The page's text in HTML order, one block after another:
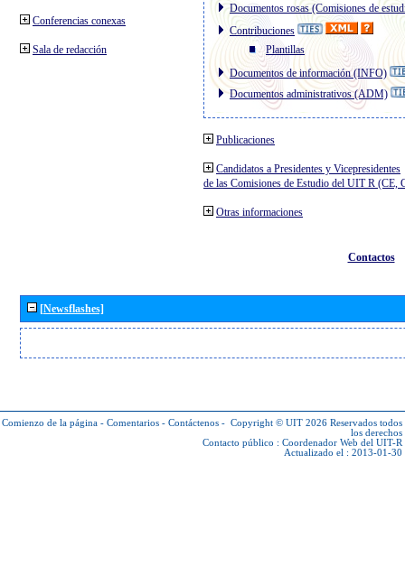
Conferencias conexas
Sala de redacción
Documentos rosas (Comisiones de
Contribuciones
Plantillas
Documentos de información (INFO)
Documentos administrativos (ADM)
Publicaciones
Candidatos a Presidentes y Vicepresidentes
de las Comisiones de Estudio del UIT R (CE,
Otras informaciones
Contactos
[Newsflashes]
Comienzo de la página - Comentarios - Contáctenos - Copyright © UIT 2026 Reservados todos
los derechos
Contacto público : Coordenador Web del UIT-R
Actualizado el : 2013-01-30